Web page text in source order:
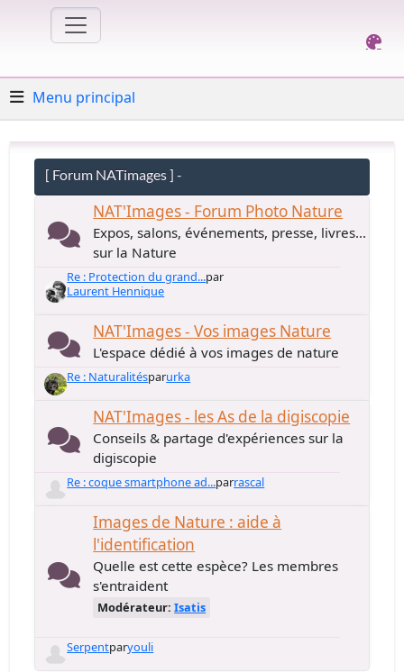
Menu principal
[ Forum NATimages ] -
NAT'Images - Forum Photo Nature
Expos, salons, événements, presse, livres...
sur la Nature
Re : Protection du grand...par
Laurent Hennique
NAT'Images - Vos images Nature
L'espace dédié à vos images de nature
Re : Naturalitésparurka
NAT'Images - les As de la digiscopie
Conseils & partage d'expériences sur la
digiscopie
Re : coque smartphone ad...parrascal
Images de Nature : aide à
l'identification
Quelle est cette espèce? Les membres
s'entraident
Modérateur:Isatis
Serpentparyouli